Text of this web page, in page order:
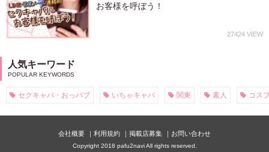
お客様を呼ぼう！
27424
人気キーワード
セクキャバ・おっパブ いちゃキャバ 関東 素人 コス
会社概要 利用規約 掲載店募集 お問い合わせ
Copyright 2018 pafu2navi All rights reserved.